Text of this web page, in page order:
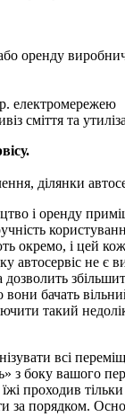
оренду
електромережею
сміття та
ділянки
і оренду
окремо, і цей
автосервіс не є
бачать
такий
всі
з боку вашого
проходив
за порядком.